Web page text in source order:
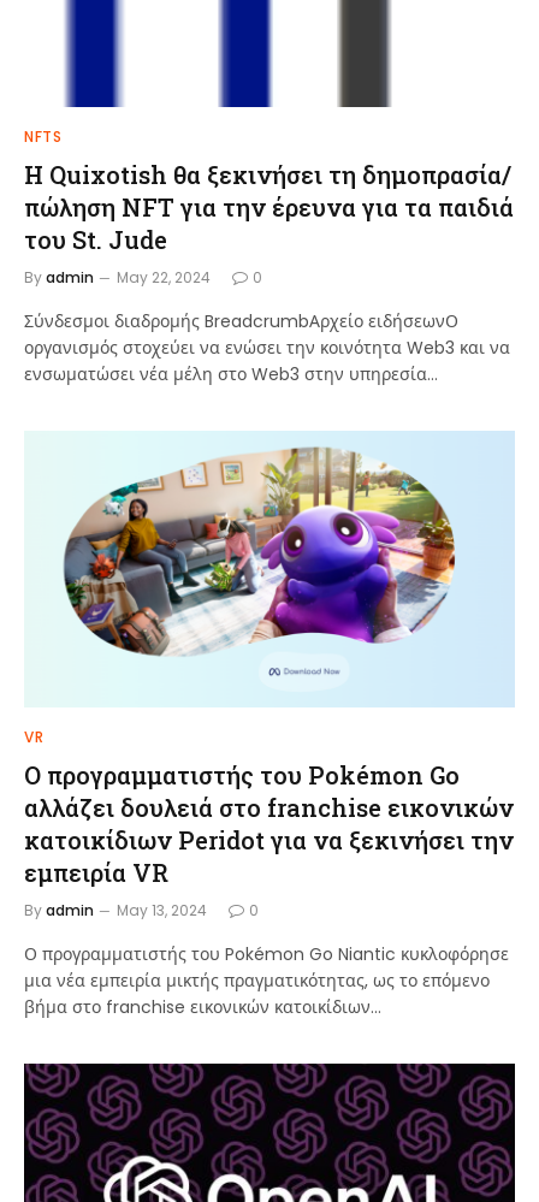
NFTS
Η Quixotish θα ξεκινήσει τη δημοπρασία/
πώληση NFT για την έρευνα για τα παιδιά
του St. Jude
Byadmin May 22, 2024 0
Σύνδεσμοι διαδρομής BreadcrumbΑρχείο ειδήσεωνΟ
οργανισμός στοχεύει να ενώσει την κοινότητα Web3 και να
ενσωματώσει νέα μέλη στο Web3 στην υπηρεσία…
VR
Ο προγραμματιστής του Pokémon Go
αλλάζει δουλειά στο franchise εικονικών
κατοικίδιων Peridot για να ξεκινήσει την
εμπειρία VR
Byadmin May 13, 2024 0
Ο προγραμματιστής του Pokémon Go Niantic κυκλοφόρησε
μια νέα εμπειρία μικτής πραγματικότητας, ως το επόμενο
βήμα στο franchise εικονικών κατοικίδιων…